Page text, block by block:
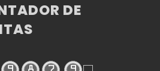
DE